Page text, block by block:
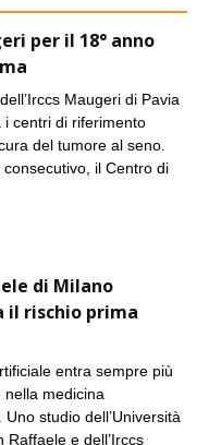
per il 18° anno
Maugeri di Pavia
i centri di riferimento
del tumore al seno.
consecutivo, il Centro di
di Milano
il rischio prima
entra sempre più
medicina
studio dell’Università
Raffaele e dell’Irccs